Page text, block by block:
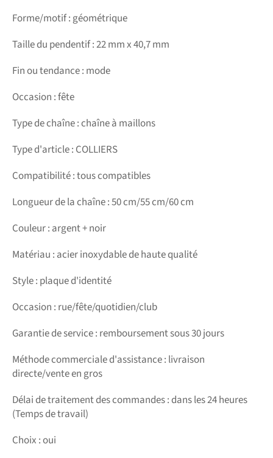
Forme/motif : géométrique
Taille du pendentif : 22 mm x 40,7 mm
Fin ou tendance : mode
Occasion : fête
Type de chaîne : chaîne à maillons
Type d'article : COLLIERS
Compatibilité : tous compatibles
Longueur de la chaîne : 50 cm/55 cm/60 cm
Couleur : argent + noir
Matériau : acier inoxydable de haute qualité
Style : plaque d'identité
Occasion : rue/fête/quotidien/club
Garantie de service : remboursement sous 30 jours
Méthode commerciale d'assistance : livraison
directe/vente en gros
Délai de traitement des commandes : dans les 24 heures
(Temps de travail)
Choix : oui